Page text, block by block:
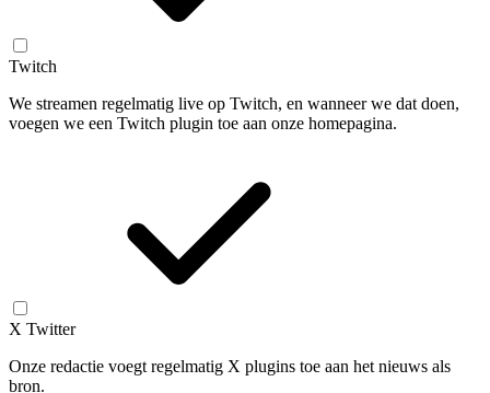
Twitch
We streamen regelmatig live op Twitch, en wanneer we dat doen,
voegen we een Twitch plugin toe aan onze homepagina.
X Twitter
Onze redactie voegt regelmatig X plugins toe aan het nieuws als
bron.